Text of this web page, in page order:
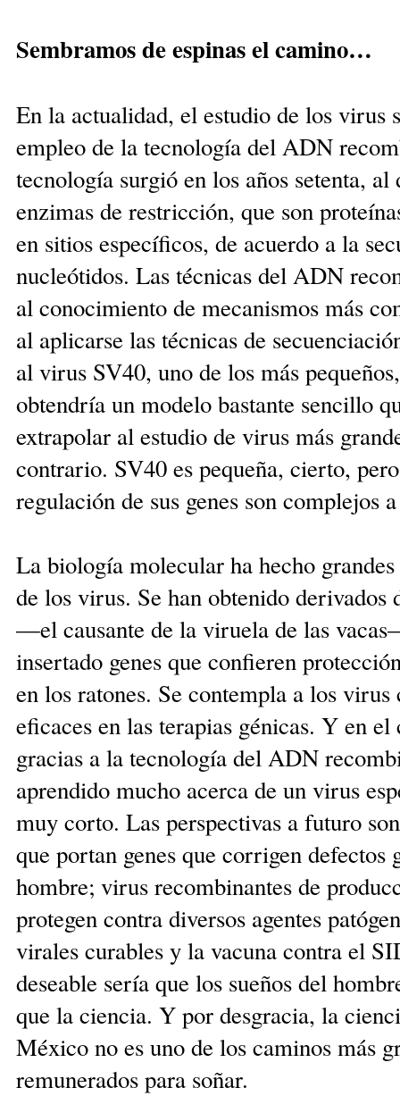
Sembramos de espinas el camino…
En la actualidad, el estudio de los virus
empleo de la tecnología del ADN
tecnología surgió en los años setenta, al
enzimas de restricción, que son
en sitios específicos, de acuerdo a la
nucleótidos. Las técnicas del ADN
al conocimiento de mecanismos más
al aplicarse las técnicas de
al virus SV40, uno de los más
obtendría un modelo bastante sencillo
extrapolar al estudio de virus más
contrario. SV40 es pequeña, cierto,
regulación de sus genes son complejos
La biología molecular ha hecho
de los virus. Se han obtenido
—el causante de la viruela de las
insertado genes que confieren
en los ratones. Se contempla a los
eficaces en las terapias génicas. Y en
gracias a la tecnología del ADN
aprendido mucho acerca de un virus
muy corto. Las perspectivas a futuro
que portan genes que corrigen defectos
hombre; virus recombinantes de
protegen contra diversos agentes
virales curables y la vacuna contra el
deseable sería que los sueños del
que la ciencia. Y por desgracia, la
México no es uno de los caminos más
remunerados para soñar.